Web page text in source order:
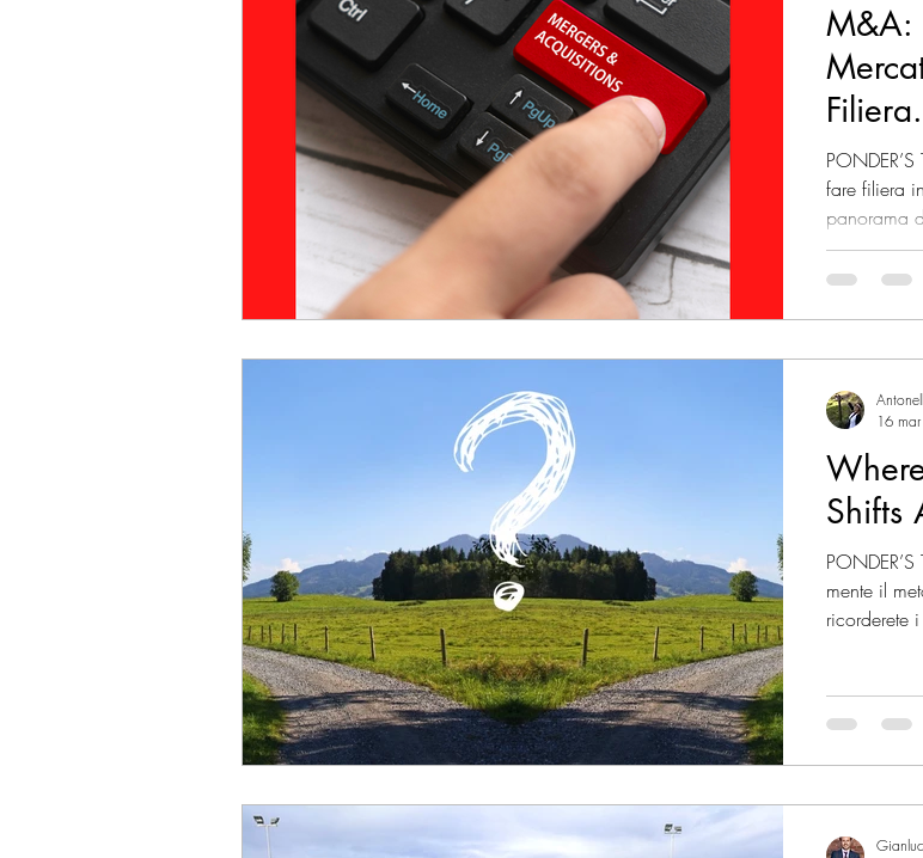
M&A:
Filiera.
fare filiera
panorama
Shifts
mente il metodo
ricorderete
16